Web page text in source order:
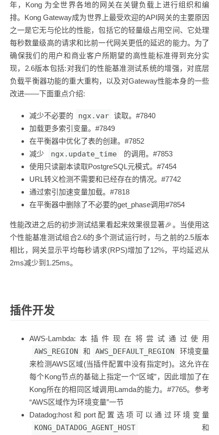
年，Kong 为全世界各地的网关在关键负载上进行组织和编
排。Kong Gateway成为世界上最受欢迎的API网关的主要原因
之一是它无与伦比的性能，包括它的轻量级占用空间、它处理
每秒数量级高的请求和比前一代网关更低的延迟的能力。为了
确保我们的用户和商业客户所期望的高性能标准得到充分实
现，2.6版本包括:对我们的性能基准测试系统的增强，对底层
负载平衡器功能的重大重构，以及对Gateway性能本身的一些
改进——下面重点介绍:
减少不必要的 ngx.var 读取。#7840
加载更多索引变量。#7849
在平衡器中优化了表的创建。#7852
减少
ngx.update_time
的调用。#7853
使用只读副本读取PostgreSQL元模式。#7454
URL转义检测不需要和已经存在的情况。#7742
通过索引加速变量加载。#7818
在平衡器中删除了不必要的get_phase调用#7854
性能改进之后的初步测试结果看起来效果很显著🎉。当使用这
个性能基准测试组合2.6的多个测试运行时，与之前的2.5版本
相比，网关显示平均每秒请求(RPS)增加了12%，平均延迟从
2ms减少到1.25ms。
插件开发
AWS-Lambda:本插件现在将尝试通过使用
AWS_REGION 和 AWS_DEFAULT_REGION
环境变量
来检测AWS区域(当插件配置中没有指定时)。这允许在
每个Kong节点的基础上指定一个“区域”，因此增加了在
Kong所在的相同区域调用Lamda的能力。#7765。参考
“AWS区域作为环境变量”一节
Datadog:host和port配置选项可以通过环境变量
KONG_DATADOG_AGENT_HOST 和